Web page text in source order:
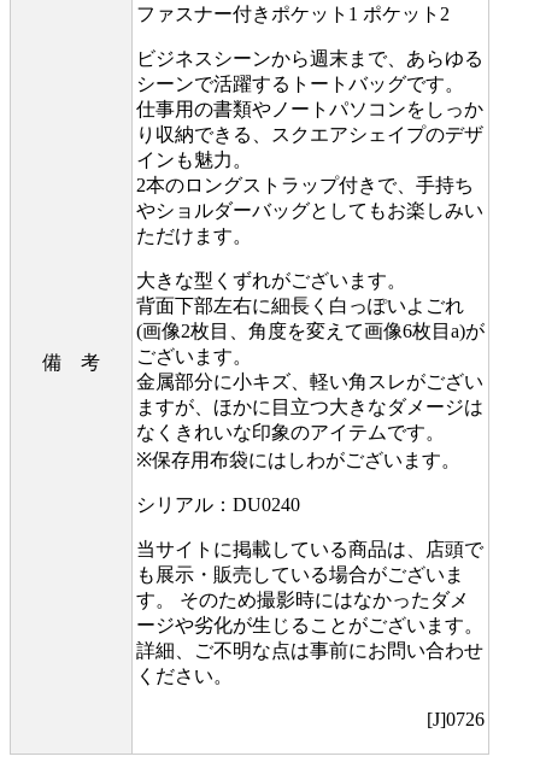
備 考
ファスナー付きポケット1 ポケット2
ビジネスシーンから週末まで、あらゆる
シーンで活躍するトートバッグです。
仕事用の書類やノートパソコンをしっか
り収納できる、スクエアシェイプのデザ
インも魅力。
2本のロングストラップ付きで、手持ち
やショルダーバッグとしてもお楽しみい
ただけます。
大きな型くずれがございます。
背面下部左右に細長く白っぽいよごれ
(画像2枚目、角度を変えて画像6枚目a)が
ございます。
金属部分に小キズ、軽い角スレがござい
ますが、ほかに目立つ大きなダメージは
なくきれいな印象のアイテムです。
※保存用布袋にはしわがございます。
シリアル：DU0240
当サイトに掲載している商品は、店頭で
も展示・販売している場合がございま
す。 そのため撮影時にはなかったダメ
ージや劣化が生じることがございます。
詳細、ご不明な点は事前にお問い合わせ
ください。
[J]0726